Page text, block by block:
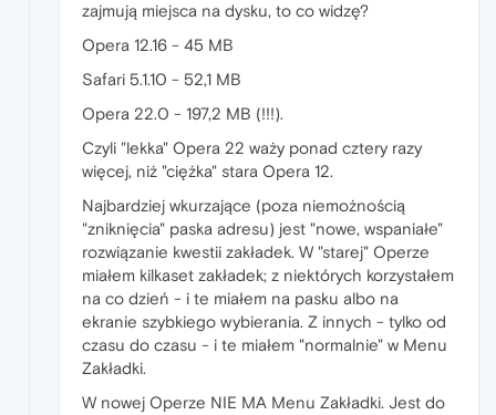
zajmują miejsca na dysku, to co widzę?
Opera 12.16 - 45 MB
Safari 5.1.10 - 52,1 MB
Opera 22.0 - 197,2 MB (!!!).
Czyli "lekka" Opera 22 waży ponad cztery razy
więcej, niż "ciężka" stara Opera 12.
Najbardziej wkurzające (poza niemożnością
"zniknięcia" paska adresu) jest "nowe, wspaniałe"
rozwiązanie kwestii zakładek. W "starej" Operze
miałem kilkaset zakładek; z niektórych korzystałem
na co dzień - i te miałem na pasku albo na
ekranie szybkiego wybierania. Z innych - tylko od
czasu do czasu - i te miałem "normalnie" w Menu
Zakładki.
W nowej Operze NIE MA Menu Zakładki. Jest do